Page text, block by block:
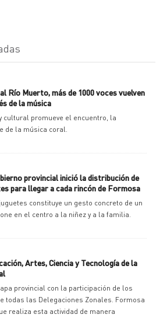
Río Muerto, más de 1000 voces vuelven
de la música
cultural promueve el encuentro, la
de la música coral.
provincial inició la distribución de
para llegar a cada rincón de Formosa
constituye un gesto concreto de un
en el centro a la niñez y a la familia.
Artes, Ciencia y Tecnología de la
provincial con la participación de los
todas las Delegaciones Zonales. Formosa
realiza esta actividad de manera